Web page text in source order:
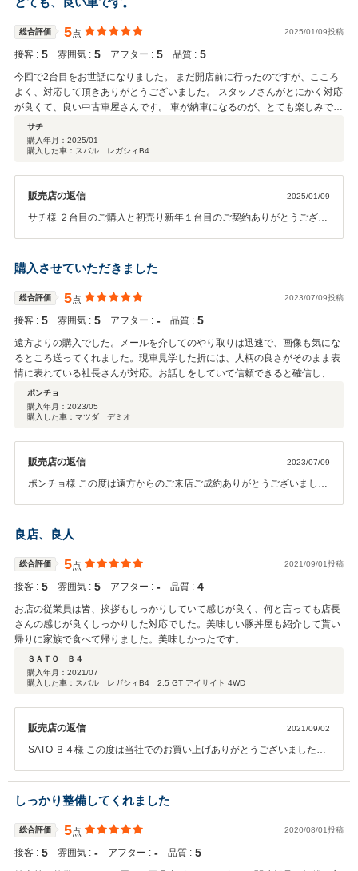
願いいたします。
総合評価 5点 2025/01/09投稿
接客 : 5 雰囲気 : 5 アフター : 5 品質 : 5
今回で2台目をお世話になりました。 まだ開店前に行ったのですが、こころ
よく、対応して頂きありがとうございました。 スタッフさんがとにかく対応
が良くて、良い中古車屋さんです。 車が納車になるのが、とても楽しみで
す。サチ
購入年月： 2025/01
購入した車：スバル レガシィB4
販売店の返信 2025/01/09
サチ様 ２台目のご購入と初売り新年１台目のご契約ありがとうござい
た。 当社のスタッフのお褒めのお言葉ありがとうございます、今回も
ご期待に沿えるよう車両の準備進めていきますので納車までお時間ご
ざいますが楽しみにお待ちください。 また次回の車両や整備や車検等
でも何かございましたらご連絡ください。
購入させていただきました
総合評価 5点 2023/07/09投稿
接客 : 5 雰囲気 : 5 アフター : ‐ 品質 : 5
遠方よりの購入でした。メールを介してのやり取りは迅速で、画像も気にな
るところ送ってくれました。現車見学した折には、人柄の良さがそのまま表
情に表れている社長さんが対応。お話しをしていて信頼できると確信し、そ
のまま契約しました。 肝心の車両は、修復歴ありましたが、修理箇所を素人
が理解出来るように説明、また疑問点は納得がいくように答えていただけま
した。付属品や下回りの防さびしていただきましたが、他の見積もりした会
ざいました。楽しい帯広旅行でした。
ポンチョ
購入年月： 2023/05
購入した車：マツダ デミオ
販売店の返信 2023/07/09
ポンチョ様 この度は遠方からのご来店ご成約ありがとうございまし
両とご対応等に高評価いただきありがとうございます。 遠方のお客様
には特にメールやお電話でご納得いただけるまでご対応させていただ
いております写真や情報等もできる限り迅速にご対応するよう心がけ
ております、自宅や出張先でもご返信できる場合は速やかにご返信さ
せていただいておりますのでその点は他社様より早めのご対応ができ
ていると思います。 防錆加工や付属品取付等は自社でできる作業です
ので納車前の作業に関しましては納車準備のついでにできる事が多い
ですので通常工賃よりお安めに設定させていただいておりますのでこ
ちらも他社様と比べていただけますとお安いかなと思っております。
しまっては安く販売しているメリットが無くなってしまいますのでお
安く設定させていただいております。 下取り車両も走行距離は少し走
り価格を付けさせていただきました。 今回は車両の価格、付属品等の
価格、下取り価格、ご予算がポンチョ様のご要望に添える事ができま
もしれませんがご不明な点があればいつでもお電話ください、函館や
札幌であれば取引業者様がおりますので万が一の際はご相談できる場
行も楽しんでいただけて何よりです、また機会がございましたらご検
良店、良人
総合評価 5点 2021/09/01投稿
接客 : 5 雰囲気 : 5 アフター : ‐ 品質 : 4
お店の従業員は皆、挨拶もしっかりしていて感じが良く、何と言っても店長
さんの感じが良くしっかりした対応でした。美味しい豚丼屋も紹介して貰い
帰りに家族で食べて帰りました。美味しかったです。
ＳＡＴＯ Ｂ４
購入年月： 2021/07
購入した車：スバル レガシィB4 2.5 GT アイサイト 4WD
販売店の返信 2021/09/02
SATO Ｂ４様 この度は当社でのお買い上げありがとうございました。
ら褒められる事が多く雇っている私も非常にうれしいです。店長とは
もう２０年以上の付き合いで僕の最高の右腕ですのでこれからも頑張
ってもらいます。 豚丼もおいしいですが今度来た時にはインディアン
カレーや有楽町のジンギスカンも堪能してみてください。 お車の事も
何かございましたらご連絡ください。
しっかり整備してくれました
総合評価 5点 2020/08/01投稿
接客 : 5 雰囲気 : ‐ アフター : ‐ 品質 : 5